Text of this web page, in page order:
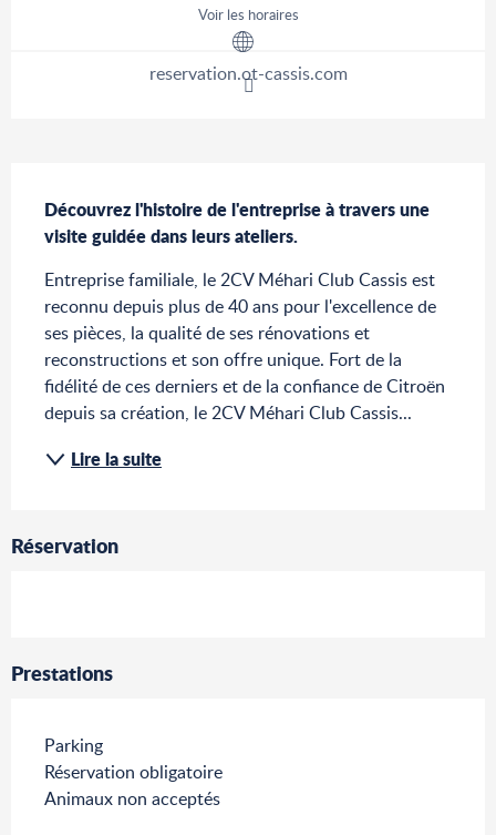
Voir les horaires
reservation.ot-cassis.com
Découvrez l'histoire de l'entreprise à travers une
visite guidée dans leurs ateliers.
Entreprise familiale, le 2CV Méhari Club Cassis est
reconnu depuis plus de 40 ans pour l'excellence de
ses pièces, la qualité de ses rénovations et
reconstructions et son offre unique. Fort de la
fidélité de ces derniers et de la confiance de Citroën
depuis sa création, le 2CV Méhari Club Cassis...
Lire la suite
Réservation
Prestations
Parking
Réservation obligatoire
Animaux non acceptés